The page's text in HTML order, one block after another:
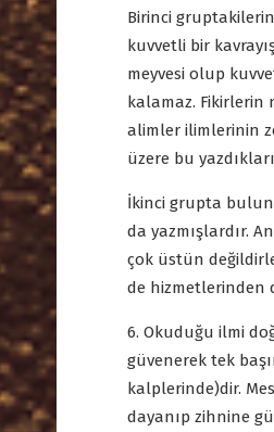
Birinci
kuvvetli bir
meyvesi olup
kalamaz. Fikirlerin
alimler ilimlerinin
üzere bu
İkinci grupta
da yazmışlardır.
çok üstün
de hizmetlerinden
6. Okuduğu ilmi
güvenerek tek
kalplerinde)dir.
dayanıp zihnine